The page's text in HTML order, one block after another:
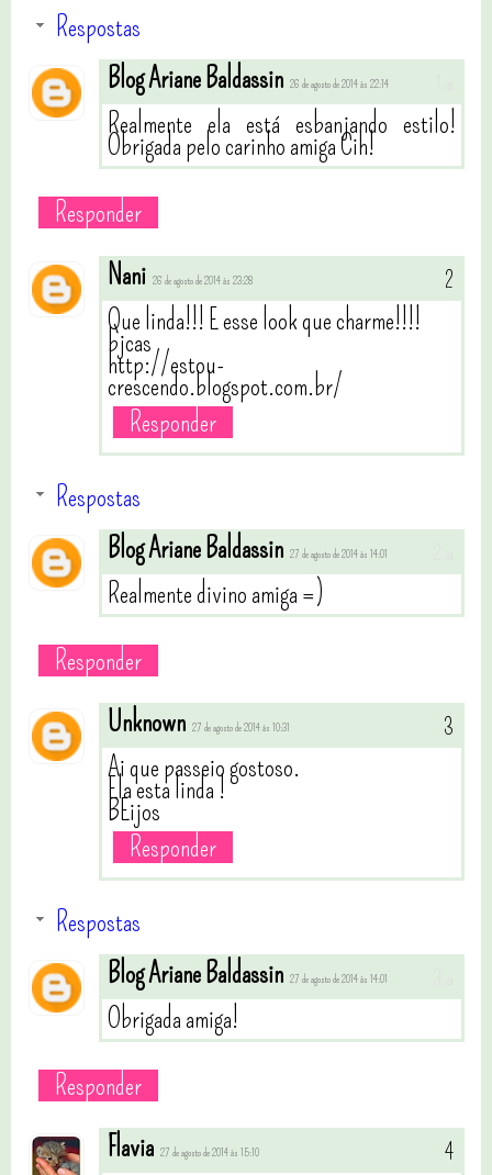
Respostas
Blog Ariane Baldassin 26 de agosto de 2014 às 22:14
Realmente ela está esbanjando estilo!
Obrigada pelo carinho amiga Cih!
Responder
Nani 26 de agosto de 2014 às 23:28
Que linda!!! E esse look que charme!!!!
bjcas
http://estou-
crescendo.blogspot.com.br/
Responder
Respostas
Blog Ariane Baldassin 27 de agosto de 2014 às 14:01
Realmente divino amiga =)
Responder
Unknown 27 de agosto de 2014 às 10:31
Ai que passeio gostoso.
Ela esta linda !
BEijos
Responder
Respostas
Blog Ariane Baldassin 27 de agosto de 2014 às 14:01
Obrigada amiga!
Responder
Flavia 27 de agosto de 2014 às 15:10